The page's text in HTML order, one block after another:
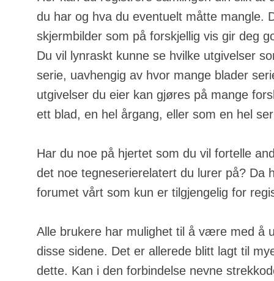
du har og hva du eventuelt måtte mangle.
skjermbilder som på forskjellig vis gir deg
Du vil lynraskt kunne se hvilke utgivelser
serie, uavhengig av hvor mange blader
utgivelser du eier kan gjøres på mange
ett blad, en hel årgang, eller som en hel
Har du noe på hjertet som du vil fortelle
det noe tegneserierelatert du lurer på? Da
forumet vårt som kun er tilgjengelig for
Alle brukere har mulighet til å være med å
disse sidene. Det er allerede blitt lagt til
dette. Kan i den forbindelse nevne